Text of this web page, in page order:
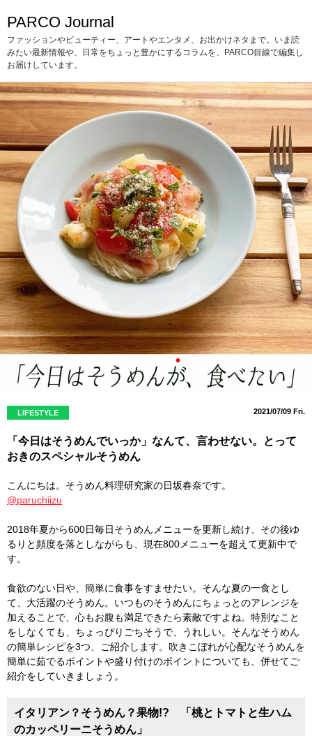
PARCO Journal
ファッションやビューティー、アートやエンタメ、お出かけネタまで。いま読
みたい最新情報や、日常をちょっと豊かにするコラムを、PARCO目線で編集し
お届けしています。
LIFESTYLE 2021/07/09 Fri.
「今日はそうめんでいっか」なんて、言わせない。とって
おきのスペシャルそうめん
こんにちは。そうめん料理研究家の日坂春奈です。
@paruchiizu
2018年夏から600日毎日そうめんメニューを更新し続け、その後ゆ
るりと頻度を落としながらも、現在800メニューを超えて更新中で
す。
食欲のない日や、簡単に食事をすませたい。そんな夏の一食とし
て、大活躍のそうめん。いつものそうめんにちょっとのアレンジを
加えることで、心もお腹も満足できたら素敵ですよね。特別なこと
をしなくても、ちょっぴりごちそうで、うれしい。そんなそうめん
の簡単レシピを3つ、ご紹介します。吹きこぼれが心配なそうめんを
簡単に茹でるポイントや盛り付けのポイントについても、併せてご
紹介をしていきましょう。
イタリアン？そうめん？果物!? 「桃とトマトと生ハム
のカッペリーニそうめん」